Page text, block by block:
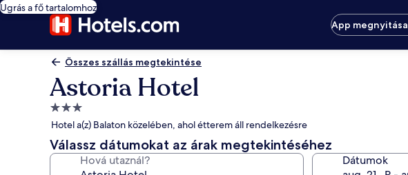
Ugrás a fő tartalomhoz
App megnyitása
Összes szállás megtekintése
Astoria Hotel
3.0
csillagos
szálláshely
Hotel a(z) Balaton közelében, ahol étterem áll rendelkezésre
Válassz dátumokat az árak megtekintéséhez
Hová utaznál? Dátumok